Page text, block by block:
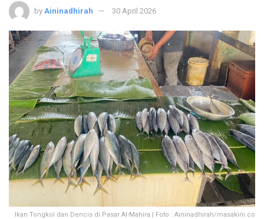
by Aininadhirah 30 April 2026
Ikan Tongkol dan Dencis di Pasar Al-Mahira | Foto : Aininadhirah/masakini.co